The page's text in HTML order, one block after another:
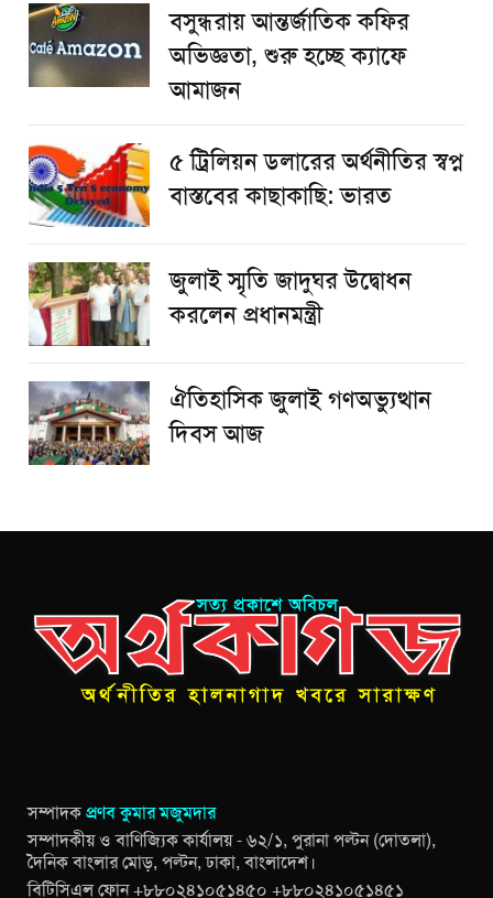
বসুন্ধরায় আন্তর্জাতিক কফির
অভিজ্ঞতা, শুরু হচ্ছে ক্যাফে
আমাজন
৫ ট্রিলিয়ন ডলারের অর্থনীতির স্বপ্ন
বাস্তবের কাছাকাছি: ভারত
জুলাই স্মৃতি জাদুঘর উদ্বোধন
করলেন প্রধানমন্ত্রী
ঐতিহাসিক জুলাই গণঅভ্যুত্থান
দিবস আজ
সম্পাদকপ্রণব কুমার মজুমদার
সম্পাদকীয় ও বাণিজ্যিক কার্যালয় - ৬২/১, পুরানা পল্টন (দোতলা),
দৈনিক বাংলার মোড়, পল্টন, ঢাকা, বাংলাদেশ।
বিটিসিএল ফোন +৮৮০২৪১০৫১৪৫০ +৮৮০২৪১০৫১৪৫১